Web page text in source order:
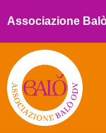
Associazione